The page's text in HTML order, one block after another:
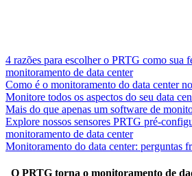
4 razões para escolher o PRTG como sua
monitoramento de data center
Como é o monitoramento do data center
Monitore todos os aspectos do seu data
Mais do que apenas um software de
Explore nossos sensores PRTG pré-
monitoramento de data center
Monitoramento do data center: perguntas
O PRTG torna o monitoramento de